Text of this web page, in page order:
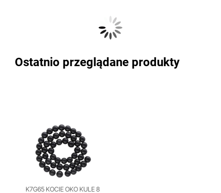
Ostatnio przeglądane produkty
K7G65 KOCIE OKO KULE 8